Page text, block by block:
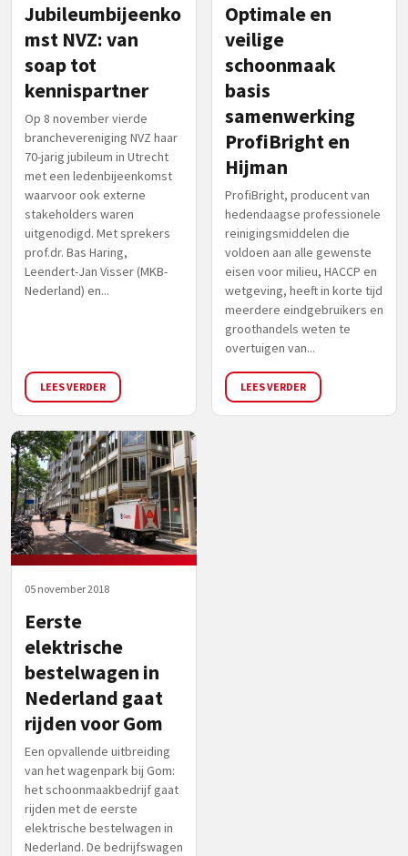
Jubileumbijeenko
mst NVZ: van
soap tot
kennispartner
Op 8 november vierde
branchevereniging NVZ haar
70-jarig jubileum in Utrecht
met een ledenbijeenkomst
waarvoor ook externe
stakeholders waren
uitgenodigd. Met sprekers
prof.dr. Bas Haring,
Leendert-Jan Visser (MKB-
Nederland) en...
LEES VERDER
Optimale en
veilige
schoonmaak
basis
samenwerking
ProfiBright en
Hijman
ProfiBright, producent van
hedendaagse professionele
reinigingsmiddelen die
voldoen aan alle gewenste
eisen voor milieu, HACCP en
wetgeving, heeft in korte tijd
meerdere eindgebruikers en
groothandels weten te
overtuigen van...
LEES VERDER
05 november 2018
Eerste
elektrische
bestelwagen in
Nederland gaat
rijden voor Gom
Een opvallende uitbreiding
van het wagenpark bij Gom:
het schoonmaakbedrijf gaat
rijden met de eerste
elektrische bestelwagen in
Nederland. De bedrijfswagen